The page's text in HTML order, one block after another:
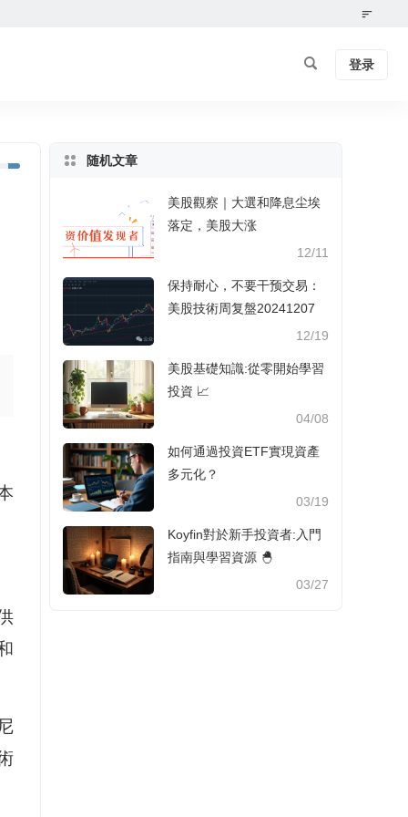
登录
随机文章
美股觀察｜大選和降息尘埃
落定，美股大涨
12/11
保持耐心，不要干预交易：
美股技術周复盤20241207
12/19
美股基礎知識:從零開始學習
投資 📈
04/08
如何通過投資ETF實現資產
多元化？
03/19
Koyfin對於新手投資者:入門
指南與學習資源 🐣
03/27